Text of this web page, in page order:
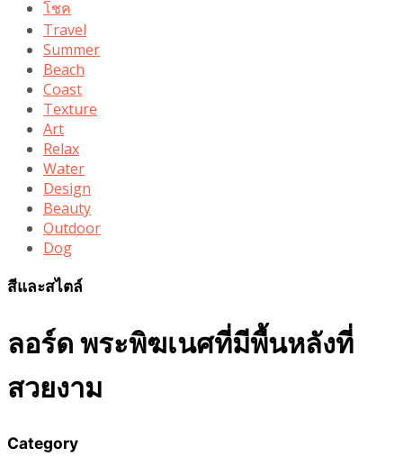
โชค
Travel
Summer
Beach
Coast
Texture
Art
Relax
Water
Design
Beauty
Outdoor
Dog
สีและสไตล์
ลอร์ด พระพิฆเนศที่มีพื้นหลังที่
สวยงาม
Category